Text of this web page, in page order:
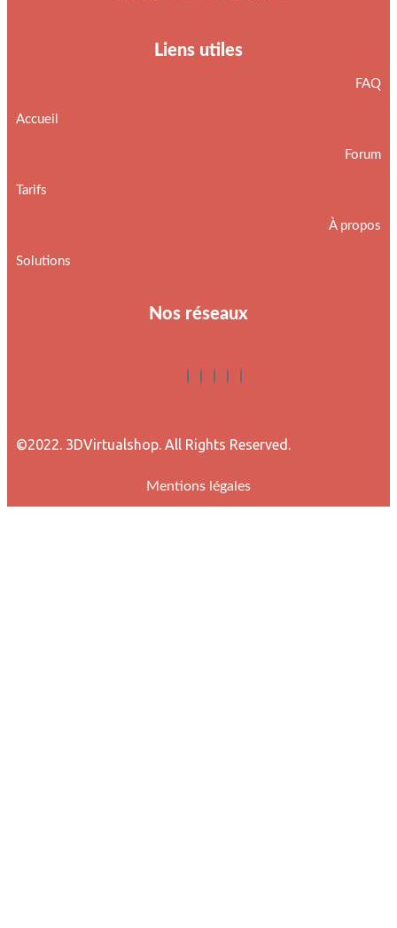
Liens utiles
Accueil
Tarifs
Solutions
FAQ
Forum
À propos
Nos réseaux
©2022. 3DVirtualshop. All Rights Reserved.
Mentions légales